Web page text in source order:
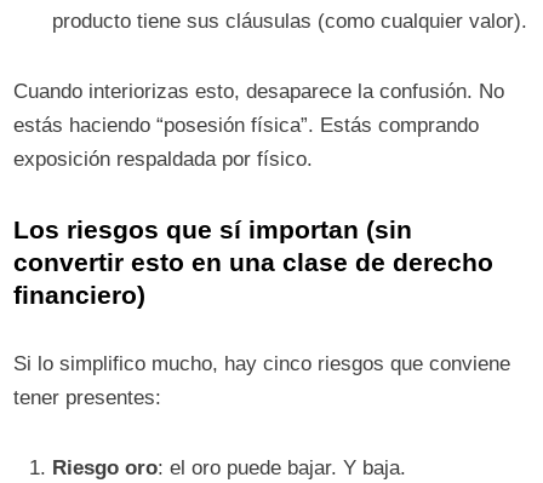
producto tiene sus cláusulas (como cualquier valor).
Cuando interiorizas esto, desaparece la confusión. No
estás haciendo “posesión física”. Estás comprando
exposición respaldada por físico.
Los riesgos que sí importan (sin
convertir esto en una clase de derecho
financiero)
Si lo simplifico mucho, hay cinco riesgos que conviene
tener presentes:
Riesgo oro: el oro puede bajar. Y baja.